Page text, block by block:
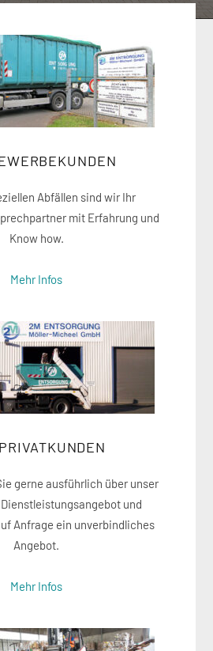
Abfällen sind wir Ihr
mit Erfahrung und
Know how.
Mehr Infos
gerne ausführlich über unser
und
Anfrage ein unverbindliches
Angebot.
Mehr Infos